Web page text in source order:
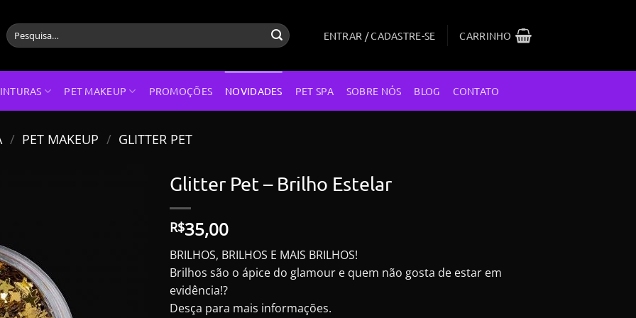
Pesquisar
por:
ENTRAR / CADASTRE-SE CARRINHO
PET MAKEUP PROMOÇÕES NOVIDADES PET SPA SOBRE NÓS BLOG CONTATO
/ PET MAKEUP / GLITTER PET
Glitter Pet – Brilho Estelar
R$35,00
BRILHOS, BRILHOS E MAIS BRILHOS!
Brilhos são o ápice do glamour e quem não gosta de estar em
evidência!?
Desça para mais informações.